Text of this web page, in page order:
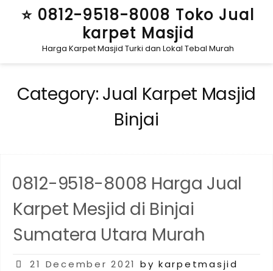
⭐ 0812-9518-8008 Toko Jual
karpet Masjid
Harga Karpet Masjid Turki dan Lokal Tebal Murah
Category: Jual Karpet Masjid
Binjai
0812-9518-8008 Harga Jual
Karpet Mesjid di Binjai
Sumatera Utara Murah
Posted
21 December 2021 by karpetmasjid